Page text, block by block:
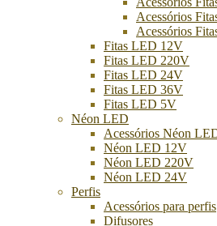
Acessórios
Acessórios
Fitas LED 12V
Fitas LED 220V
Fitas LED 24V
Fitas LED 36V
Fitas LED 5V
Néon LED
Acessórios Néon
Néon LED 12V
Néon LED 220V
Néon LED 24V
Perfis
Acessórios para perfis
Difusores